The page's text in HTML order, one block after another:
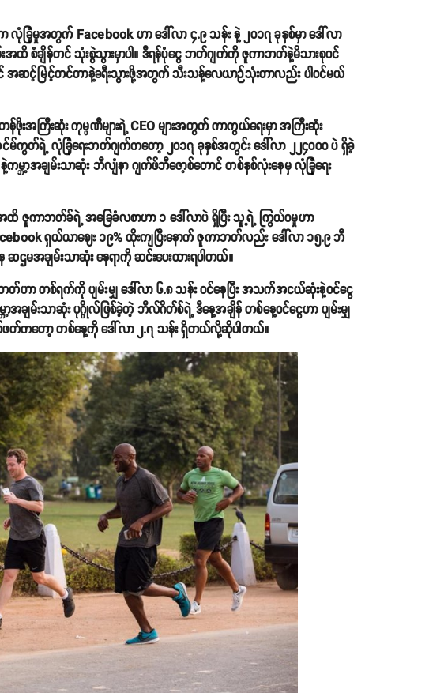
မှုအတွက် Facebook ဟာ ဒေါ်လာ ၄.၉ သန်း နဲ့ ၂၀၁၇ ခုနှစ်မှာ ဒေါ်လာ
းအထိ စံချိန်တင် သုံးစွဲသွားမှာပါ။ ဒီရန်ပုံငွေ ဘတ်ဂျက်ကို ဇူကာဘတ်နဲ့မိသားစုဝင်
ောင် အဆင့်မြင့်တင်တာနဲ့ခရီးသွားဖို့အတွက် သီးသန့်လေယာဉ်သုံးတာလည်း ပါဝင်မယ်
ဖိုးအကြီးဆုံး ကုမ္ပဏီများရဲ့ CEO များအတွက် ကာကွယ်ရေးမှာ အကြီးဆုံး
ကွတ်ရဲ့ လုံခြုံရေးဘတ်ဂျက်ကတော့ ၂၀၁၇ ခုနှစ်အတွင်း ဒေါ်လာ ၂၂၄၀၀၀ ပဲ ရှိခဲ့
ာ့အချမ်းသာဆုံး ဘီလျံနာ ဂျက်ဖ်ဘီဇော့စ်တောင် တစ်နှစ်လုံးနေမှ လုံခြုံရေး
အထိ ဇူကာဘတ်ခ်ရဲ့ အခြေခံလစာဟာ ၁ ဒေါ်လာပဲ ရှိပြီး သူ့ရဲ့ ကြွယ်ဝမှုဟာ
ရှယ်ယာဈေး ၁၉% ထိုးကျပြီးနောက် ဇူကာဘတ်လည်း ဒေါ်လာ ၁၅.၉ ဘီ
ဆဌမအချမ်းသာဆုံး နေရာကို ဆင်းပေးထားရပါတယ်။
တစ်ရက်ကို ပျမ်းမျှ ဒေါ်လာ ၆.၈ သန်း ဝင်နေပြီး အသက်အငယ်ဆုံးနဲ့ဝင်ငွေ
ချမ်းသာဆုံး ပုဂ္ဂိုလ်ဖြစ်ခဲ့တဲ့ ဘီလ်ဂိတ်စ်ရဲ့ ဒီနေ့အချိန် တစ်နေ့ဝင်ငွေဟာ ပျမ်းမျှ
တ်ကတော့ တစ်နေ့ကို ဒေါ်လာ ၂.၇ သန်း ရှိတယ်လို့ဆိုပါတယ်။